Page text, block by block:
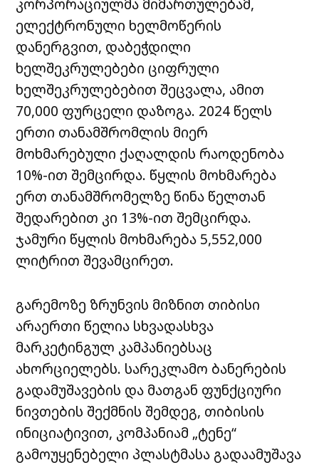
კორპორაციულმა მიმართულებამ,
ელექტრონული ხელმოწერის
დანერგვით, დაბეჭდილი
ხელშეკრულებები ციფრული
ხელშეკრულებებით შეცვალა, ამით
70,000 ფურცელი დაზოგა. 2024 წელს
ერთი თანამშრომლის მიერ
მოხმარებული ქაღალდის რაოდენობა
10%-ით შემცირდა. წყლის მოხმარება
ერთ თანამშრომელზე წინა წელთან
შედარებით კი 13%-ით შემცირდა.
ჯამური წყლის მოხმარება 5,552,000
ლიტრით შევამცირეთ.
გარემოზე ზრუნვის მიზნით თიბისი
არაერთი წელია სხვადასხვა
მარკეტინგულ კამპანიებსაც
ახორციელებს. სარეკლამო ბანერების
გადამუშავების და მათგან ფუნქციური
ნივთების შექმნის შემდეგ, თიბისის
ინიციატივით, კომპანიამ „ტენე“
გამოუყენებელი პლასტმასა გადაამუშავა